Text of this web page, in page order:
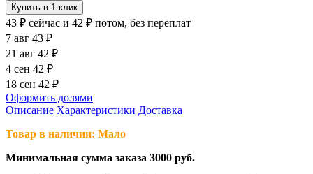
Купить в 1 клик
43 ₽ сейчас и 42 ₽ потом, без переплат
7 авг 43 ₽
21 авг 42 ₽
4 сен 42 ₽
18 сен 42 ₽
Оформить долями
Описание Характеристики Доставка
Товар в наличии: Мало
Минимальная сумма заказа 3000 руб.